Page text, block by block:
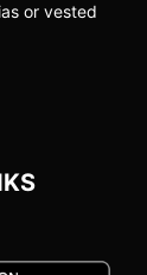
or vested